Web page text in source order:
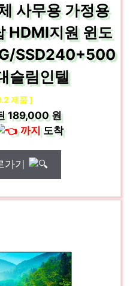
사무용 가정용
HDMI지원 윈도
SSD240+500
슬림인텔
제품 ]
189,000 원
까지도착
가기